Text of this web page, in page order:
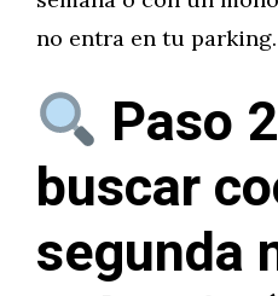
no entra en tu parking.
Paso
buscar
segunda